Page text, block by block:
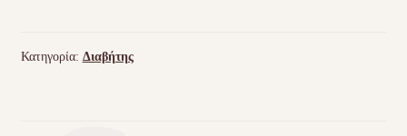
Veterinary
Κατηγορία: Διαβήτης